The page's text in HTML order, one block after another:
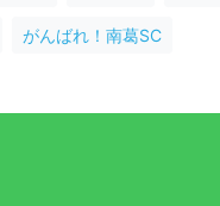
がんばれ！南葛SC